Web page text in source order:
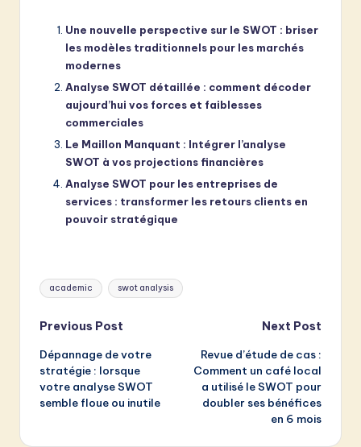
Une nouvelle perspective sur le SWOT : briser
les modèles traditionnels pour les marchés
modernes
Analyse SWOT détaillée : comment décoder
aujourd’hui vos forces et faiblesses
commerciales
Le Maillon Manquant : Intégrer l’analyse
SWOT à vos projections financières
Analyse SWOT pour les entreprises de
services : transformer les retours clients en
pouvoir stratégique
Tags:
academic swot analysis
Post
navigation
Previous Post
Dépannage de votre
stratégie : lorsque
votre analyse SWOT
semble floue ou inutile
Next Post
Revue d’étude de cas :
Comment un café local
a utilisé le SWOT pour
doubler ses bénéfices
en 6 mois